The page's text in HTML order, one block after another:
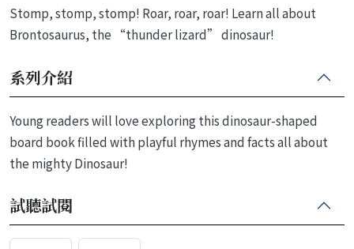
Stomp, stomp, stomp! Roar, roar, roar! Learn all about
Brontosaurus, the “thunder lizard” dinosaur!
系列介紹
Young readers will love exploring this dinosaur-shaped
board book filled with playful rhymes and facts all about
the mighty Dinosaur!
試聽試閱